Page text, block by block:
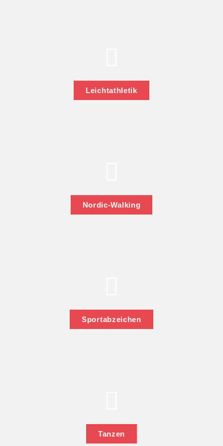
Leichtathletik
Nordic-Walking
Sportabzeichen
Tanzen